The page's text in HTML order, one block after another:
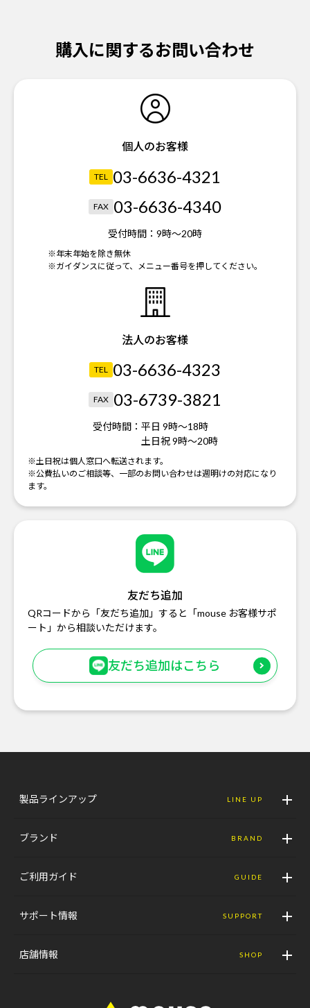
購入に関するお問い合わせ
個人のお客様
TEL 03-6636-4321
FAX 03-6636-4340
受付時間： 9時～20時
※年末年始を除き無休
※ガイダンスに従って、メニュー番号を押してください。
法人のお客様
TEL 03-6636-4323
FAX 03-6739-3821
受付時間： 平日 9時～18時
土日祝 9時～20時
※土日祝は個人窓口へ転送されます。
※公費払いのご相談等、一部のお問い合わせは週明けの対応になり
ます。
友だち追加
QRコードから「友だち追加」すると「mouse お客様サポ
ート」から相談いただけます。
友だち追加はこちら
製品ラインアップ LINE UP
ブランド BRAND
ご利用ガイド GUIDE
サポート情報 SUPPORT
店舗情報 SHOP